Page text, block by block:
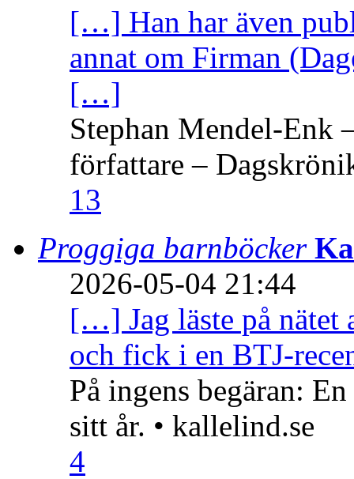
[…] Han har även
annat om Firman
[…]
Stephan Mendel-Enk
författare –
13
Proggiga barnböcker
2026-05-04 21:44
[…] Jag läste på nätet
och fick i en BTJ-
På ingens begäran:
sitt år. • kallelind.se
4